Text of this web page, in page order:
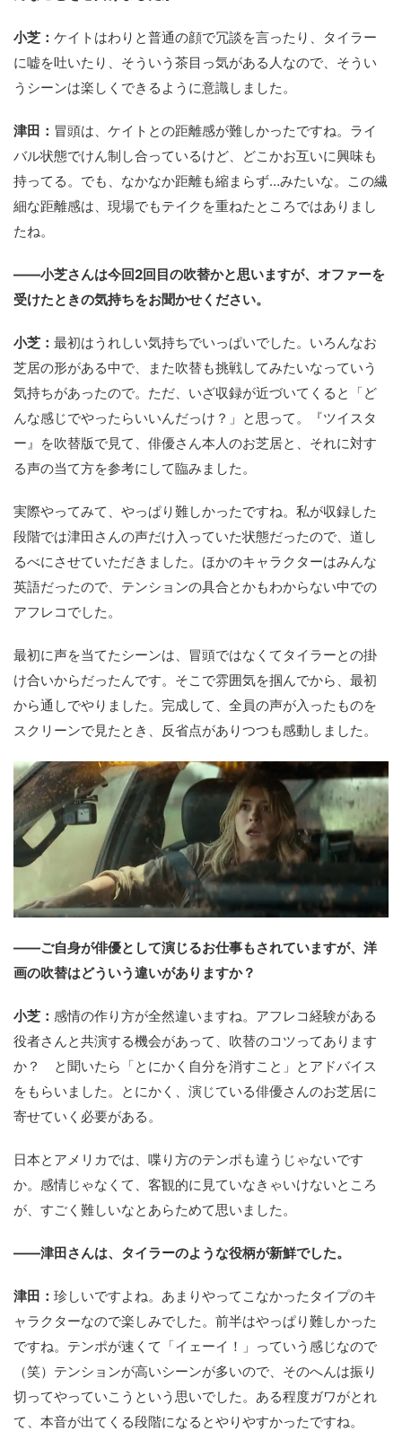
小芝： ケイトはわりと普通の顔で冗談を言ったり、タイラー
に嘘を吐いたり、そういう茶目っ気がある人なので、そうい
うシーンは楽しくできるように意識しました。
津田： 冒頭は、ケイトとの距離感が難しかったですね。ライ
バル状態でけん制し合っているけど、どこかお互いに興味も
持ってる。でも、なかなか距離も縮まらず…みたいな。この繊
細な距離感は、現場でもテイクを重ねたところではありまし
たね。
――小芝さんは今回2回目の吹替かと思いますが、オファーを
受けたときの気持ちをお聞かせください。
小芝： 最初はうれしい気持ちでいっぱいでした。いろんなお
芝居の形がある中で、また吹替も挑戦してみたいなっていう
気持ちがあったので。ただ、いざ収録が近づいてくると「ど
んな感じでやったらいいんだっけ？」と思って。『ツイスタ
ー』を吹替版で見て、俳優さん本人のお芝居と、それに対す
る声の当て方を参考にして臨みました。
実際やってみて、やっぱり難しかったですね。私が収録した
段階では津田さんの声だけ入っていた状態だったので、道し
るべにさせていただきました。ほかのキャラクターはみんな
英語だったので、テンションの具合とかもわからない中での
アフレコでした。
最初に声を当てたシーンは、冒頭ではなくてタイラーとの掛
け合いからだったんです。そこで雰囲気を掴んでから、最初
から通しでやりました。完成して、全員の声が入ったものを
スクリーンで見たとき、反省点がありつつも感動しました。
――ご自身が俳優として演じるお仕事もされていますが、洋
画の吹替はどういう違いがありますか？
小芝： 感情の作り方が全然違いますね。アフレコ経験がある
役者さんと共演する機会があって、吹替のコツってあります
か？ と聞いたら「とにかく自分を消すこと」とアドバイス
をもらいました。とにかく、演じている俳優さんのお芝居に
寄せていく必要がある。
日本とアメリカでは、喋り方のテンポも違うじゃないです
か。感情じゃなくて、客観的に見ていなきゃいけないところ
が、すごく難しいなとあらためて思いました。
――津田さんは、タイラーのような役柄が新鮮でした。
津田： 珍しいですよね。あまりやってこなかったタイプのキ
ャラクターなので楽しみでした。前半はやっぱり難しかった
ですね。テンポが速くて「イェーイ！」っていう感じなので
（笑）テンションが高いシーンが多いので、そのへんは振り
切ってやっていこうという思いでした。ある程度ガワがとれ
て、本音が出てくる段階になるとやりやすかったですね。